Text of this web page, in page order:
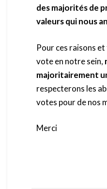
des majorités de
valeurs qui nous
Pour ces raisons
vote en notre sein,
majoritairement
respecterons les
votes pour de nos
Merci